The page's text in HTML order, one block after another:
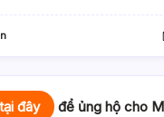
tại đây để ủng hộ cho